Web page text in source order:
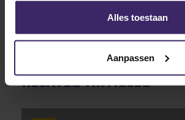
Alles toestaan
Aanpassen
Related articles